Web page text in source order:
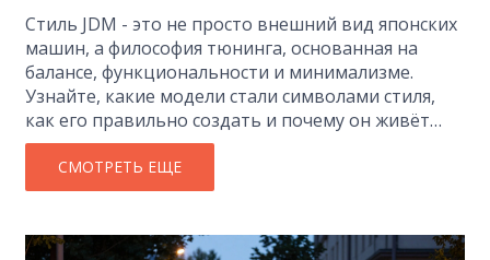
Стиль JDM - это не просто внешний вид японских
машин, а философия тюнинга, основанная на
балансе, функциональности и минимализме.
Узнайте, какие модели стали символами стиля,
как его правильно создать и почему он живёт
уже 30 лет.
СМОТРЕТЬ ЕЩЕ